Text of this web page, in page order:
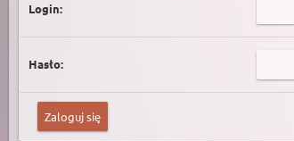
Login:
Hasło: